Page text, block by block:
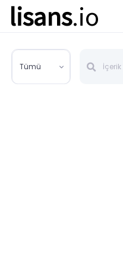
lisans.io
Tümü